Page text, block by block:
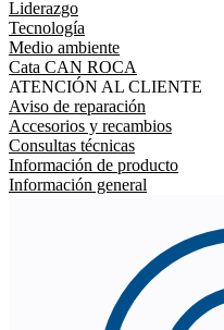
Liderazgo
Tecnología
Medio ambiente
Cata CAN ROCA
ATENCIÓN AL CLIENTE
Aviso de reparación
Accesorios y recambios
Consultas técnicas
Información de producto
Información general